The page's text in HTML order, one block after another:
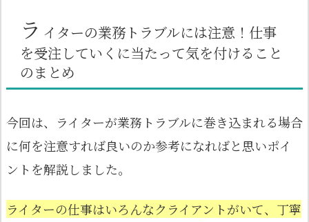
ラ イターの業務トラブルには注意！仕事
を受注していくに当たって気を付けること
のまとめ
今回は、ライターが業務トラブルに巻き込まれる場合
に何を注意すれば良いのか参考になればと思いポイ
ントを解説しました。
ライターの仕事はいろんなクライアントがいて、丁寧